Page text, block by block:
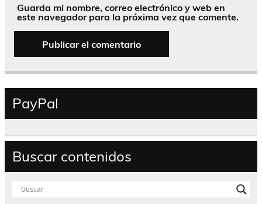
Guarda mi nombre, correo electrónico y web en
este navegador para la próxima vez que comente.
PayPal
Buscar contenidos